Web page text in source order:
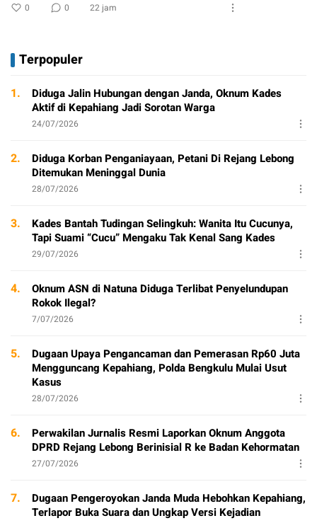
0 0 22 jam
Terpopuler
1.
Diduga Jalin Hubungan dengan Janda, Oknum Kades
Aktif di Kepahiang Jadi Sorotan Warga
24/07/2026
2.
Diduga Korban Penganiayaan, Petani Di Rejang Lebong
Ditemukan Meninggal Dunia
28/07/2026
3.
Kades Bantah Tudingan Selingkuh: Wanita Itu Cucunya,
Tapi Suami “Cucu” Mengaku Tak Kenal Sang Kades
29/07/2026
4.
Oknum ASN di Natuna Diduga Terlibat Penyelundupan
Rokok Ilegal?
7/07/2026
5.
Dugaan Upaya Pengancaman dan Pemerasan Rp60 Juta
Mengguncang Kepahiang, Polda Bengkulu Mulai Usut
Kasus
28/07/2026
6.
Perwakilan Jurnalis Resmi Laporkan Oknum Anggota
DPRD Rejang Lebong Berinisial R ke Badan Kehormatan
27/07/2026
7.
Dugaan Pengeroyokan Janda Muda Hebohkan Kepahiang,
Terlapor Buka Suara dan Ungkap Versi Kejadian